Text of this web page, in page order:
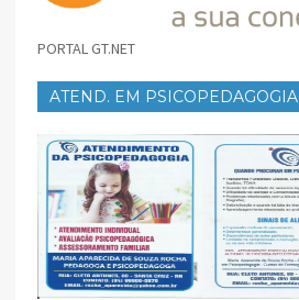
PORTAL GT.NET
ATEND. EM PSICOPEDAGOGIA